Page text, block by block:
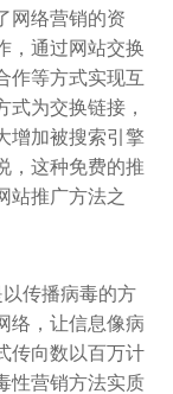
网络营销的资
，通过网站交换
作等方式实现互
为交换链接，
增加被搜索引擎
，这种免费的推
站推广方法之
传播病毒的方
络，让信息像病
传向数以百万计
性营销方法实质